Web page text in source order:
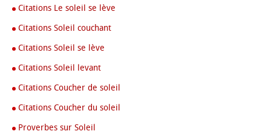
Citations Le soleil se lève
Citations Soleil couchant
Citations Soleil se lève
Citations Soleil levant
Citations Coucher de soleil
Citations Coucher du soleil
Proverbes sur Soleil